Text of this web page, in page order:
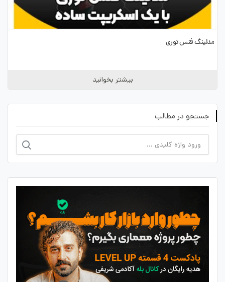
مدلینگ فنس توری
بیشتر بخوانید
جستجو در مطالب